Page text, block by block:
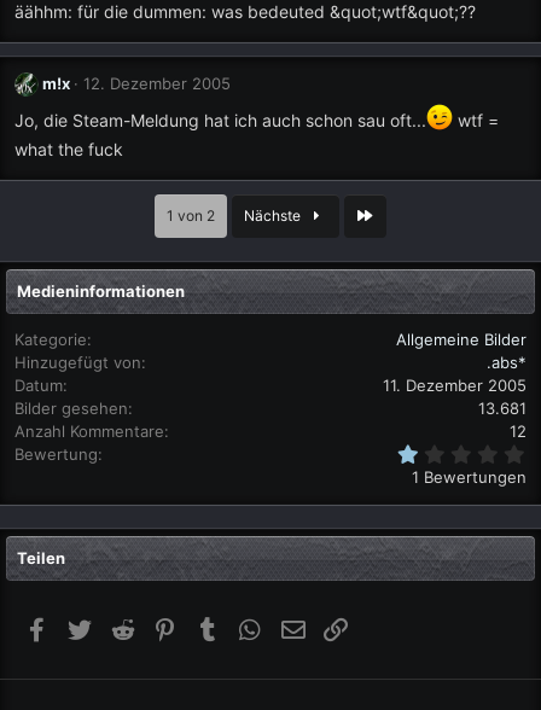
äähhm: für die dummen: was bedeuted &quot;wtf&quot;??
m!x 12. Dezember 2005
Jo, die Steam-Meldung hat ich auch schon sau oft...
wtf =
what the fuck
1 von 2 Nächste Letzte
Medieninformationen
Kategorie
Allgemeine Bilder
Hinzugefügt von
.abs*
Datum
11. Dezember 2005
Bilder gesehen
13.681
Anzahl Kommentare
12
Bewertung
0
S
t
e
r
1 Bewertungen
Teilen
Facebook
Twitter Reddit PinterestTumblr WhatsApp
E-Mail